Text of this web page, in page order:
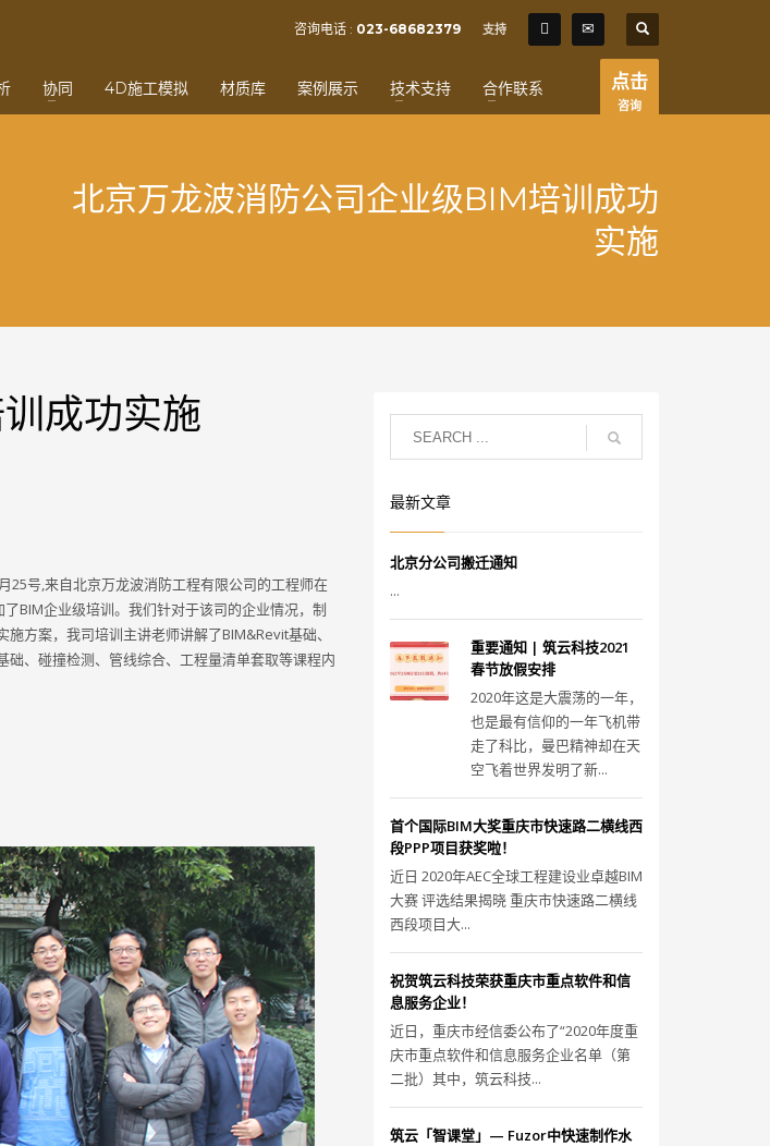
SHOWROOM HOURS
Sat - 9:00AM-5:00PM
Sundays by appointment only!
咨询电话 : 023-68682379 支持
协同 4D施工模拟 材质库 案例展示 技术支持 合作联系 点击
咨询
北京万龙波消防公司企业级BIM培训成功
实施
成功实施
25号,来自北京万龙波消防工程有限公司的工程师在
了BIM企业级培训。我们针对于该司的企业情况，制
施方案，我司培训主讲老师讲解了BIM&Revit基础、
础、碰撞检测、管线综合、工程量清单套取等课程内
最新文章
北京分公司搬迁通知
...
重要通知 | 筑云科技2021
春节放假安排
2020年这是大震荡的一年，
也是最有信仰的一年飞机带
走了科比，曼巴精神却在天
空飞着世界发明了新...
首个国际BIM大奖重庆市快速路二横线西
段PPP项目获奖啦！
近日 2020年AEC全球工程建设业卓越BIM
大赛 评选结果揭晓 重庆市快速路二横线
西段项目大...
祝贺筑云科技荣获重庆市重点软件和信
息服务企业！
近日，重庆市经信委公布了“2020年度重
庆市重点软件和信息服务企业名单（第
二批）其中，筑云科技...
筑云「智课堂」— Fuzor中快速制作水